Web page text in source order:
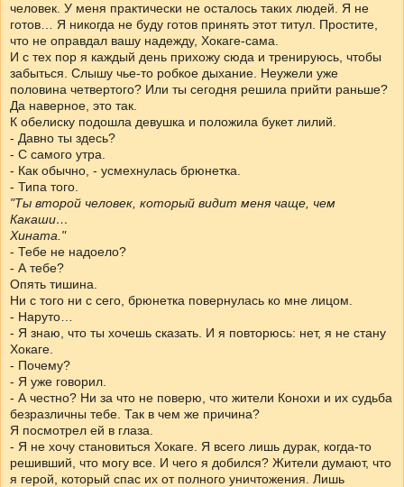
человек. У меня практически не осталось таких людей. Я не
готов… Я никогда не буду готов принять этот титул. Простите,
что не оправдал вашу надежду, Хокаге-сама.
И с тех пор я каждый день прихожу сюда и тренируюсь, чтобы
забыться. Слышу чье-то робкое дыхание. Неужели уже
половина четвертого? Или ты сегодня решила прийти раньше?
Да наверное, это так.
К обелиску подошла девушка и положила букет лилий.
- Давно ты здесь?
- С самого утра.
- Как обычно, - усмехнулась брюнетка.
- Типа того.
"Ты второй человек, который видит меня чаще, чем
Какаши…
Хината."
- Тебе не надоело?
- А тебе?
Опять тишина.
Ни с того ни с сего, брюнетка повернулась ко мне лицом.
- Наруто…
- Я знаю, что ты хочешь сказать. И я повторюсь: нет, я не стану
Хокаге.
- Почему?
- Я уже говорил.
- А честно? Ни за что не поверю, что жители Конохи и их судьба
безразличны тебе. Так в чем же причина?
Я посмотрел ей в глаза.
- Я не хочу становиться Хокаге. Я всего лишь дурак, когда-то
решивший, что могу все. И чего я добился? Жители думают, что
я герой, который спас их от полного уничтожения. Лишь